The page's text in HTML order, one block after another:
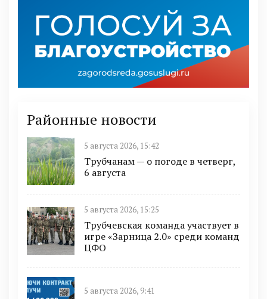
Районные новости
5 августа 2026, 15:42
Трубчанам — о погоде в четверг,
6 августа
5 августа 2026, 15:25
Трубчевская команда участвует в
игре «Зарница 2.0» среди команд
ЦФО
5 августа 2026, 9:41